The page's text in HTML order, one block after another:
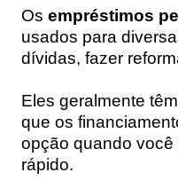
Os empréstimos
usados para
dívidas, fazer
Eles geralmente
que os
opção quando
rápido.